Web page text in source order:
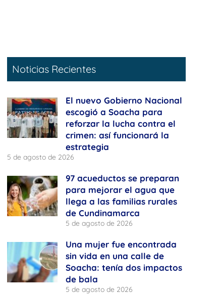
Noticias Recientes
El nuevo Gobierno Nacional
escogió a Soacha para
reforzar la lucha contra el
crimen: así funcionará la
estrategia
5 de agosto de 2026
97 acueductos se preparan
para mejorar el agua que
llega a las familias rurales
de Cundinamarca
5 de agosto de 2026
Una mujer fue encontrada
sin vida en una calle de
Soacha: tenía dos impactos
de bala
5 de agosto de 2026